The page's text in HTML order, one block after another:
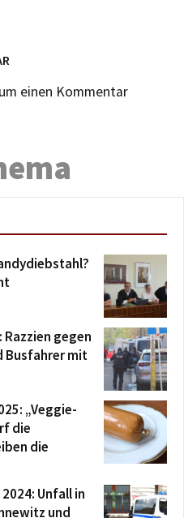
einen Kommentar
Razzien gegen
Busfahrer mit
„Veggie-
die
die
Unfall in
und